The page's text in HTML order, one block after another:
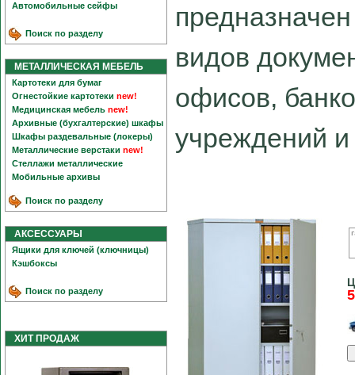
Автомобильные сейфы
Поиск по разделу
МЕТАЛЛИЧЕСКАЯ МЕБЕЛЬ
Картотеки для бумаг
Огнестойкие картотеки new!
Медицинская мебель new!
Архивные (бухгалтерские) шкафы
Шкафы раздевальные (локеры)
Металлические верстаки new!
Стеллажи металлические
Мобильные архивы
Поиск по разделу
АКСЕССУАРЫ
Ящики для ключей (ключницы)
Кэшбоксы
Поиск по разделу
ХИТ ПРОДАЖ
видов
офисов,
учреждений и